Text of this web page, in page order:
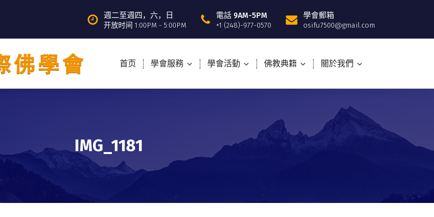
週二至週四，六，日
开放时间 1:00PM - 5:00PM
電話 9AM-5PM
+1 (248)-977-0570
學會郵箱
osifu7500@gmail.com
首页 學會服務 學會活動 佛教典籍 關於我們
IMG_1181